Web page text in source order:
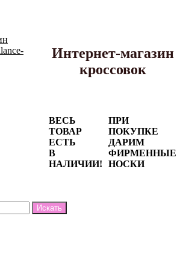
Интернет-магазин
кроссовок
ВЕСЬ
ТОВАР
ЕСТЬ
В
НАЛИЧИИ!
ПРИ
ПОКУПКЕ
ДАРИМ
ФИРМЕННЫЕ
НОСКИ